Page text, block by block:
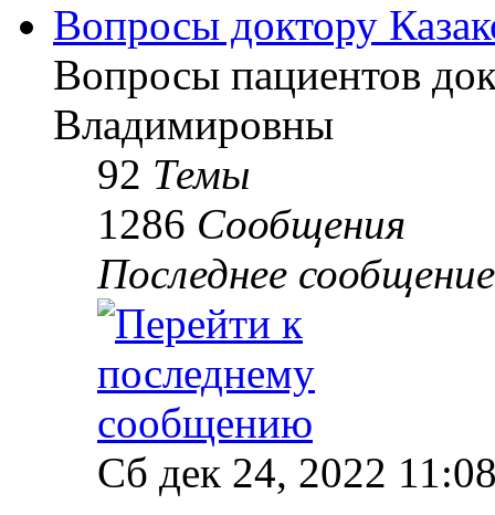
Вопросы доктору
Вопросы пациентов
Владимировны
92 Темы
1286 Сообщения
Последнее сообщение
Сб дек 24, 2022